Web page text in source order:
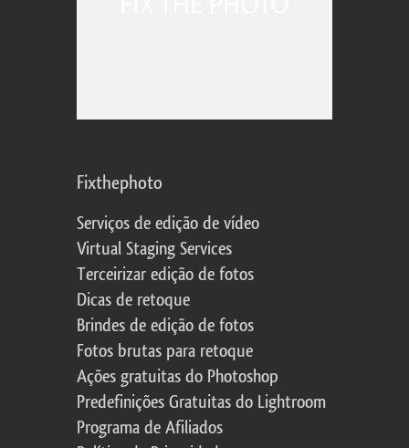
Fixthephoto
Serviços de edição de vídeo
Virtual Staging Services
Terceirizar edição de fotos
Dicas de retoque
Brindes de edição de fotos
Fotos brutas para retoque
Ações gratuitas do Photoshop
Predefinições Gratuitas do Lightroom
Programa de Afiliados